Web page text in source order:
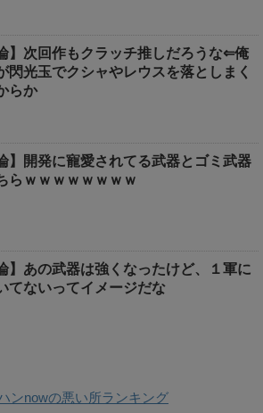
】次回作もクラッチ推しだろうな⇐俺
閃光玉でクシャやレウスを落としまく
らか
】開発に寵愛されてる武器とゴミ武器
らｗｗｗｗｗｗｗｗ
】あの武器は強くなったけど、１軍に
てないってイメージだな
ンnowの悪い所ランキング